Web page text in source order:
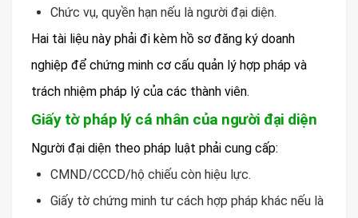
Chức vụ, quyền hạn nếu là người đại diện.
Hai tài liệu này phải đi kèm hồ sơ đăng ký doanh
nghiệp để chứng minh cơ cấu quản lý hợp pháp và
trách nhiệm pháp lý của các thành viên.
Giấy tờ pháp lý cá nhân của người đại diện
Người đại diện theo pháp luật phải cung cấp:
CMND/CCCD/hộ chiếu còn hiệu lực.
Giấy tờ chứng minh tư cách hợp pháp khác nếu là